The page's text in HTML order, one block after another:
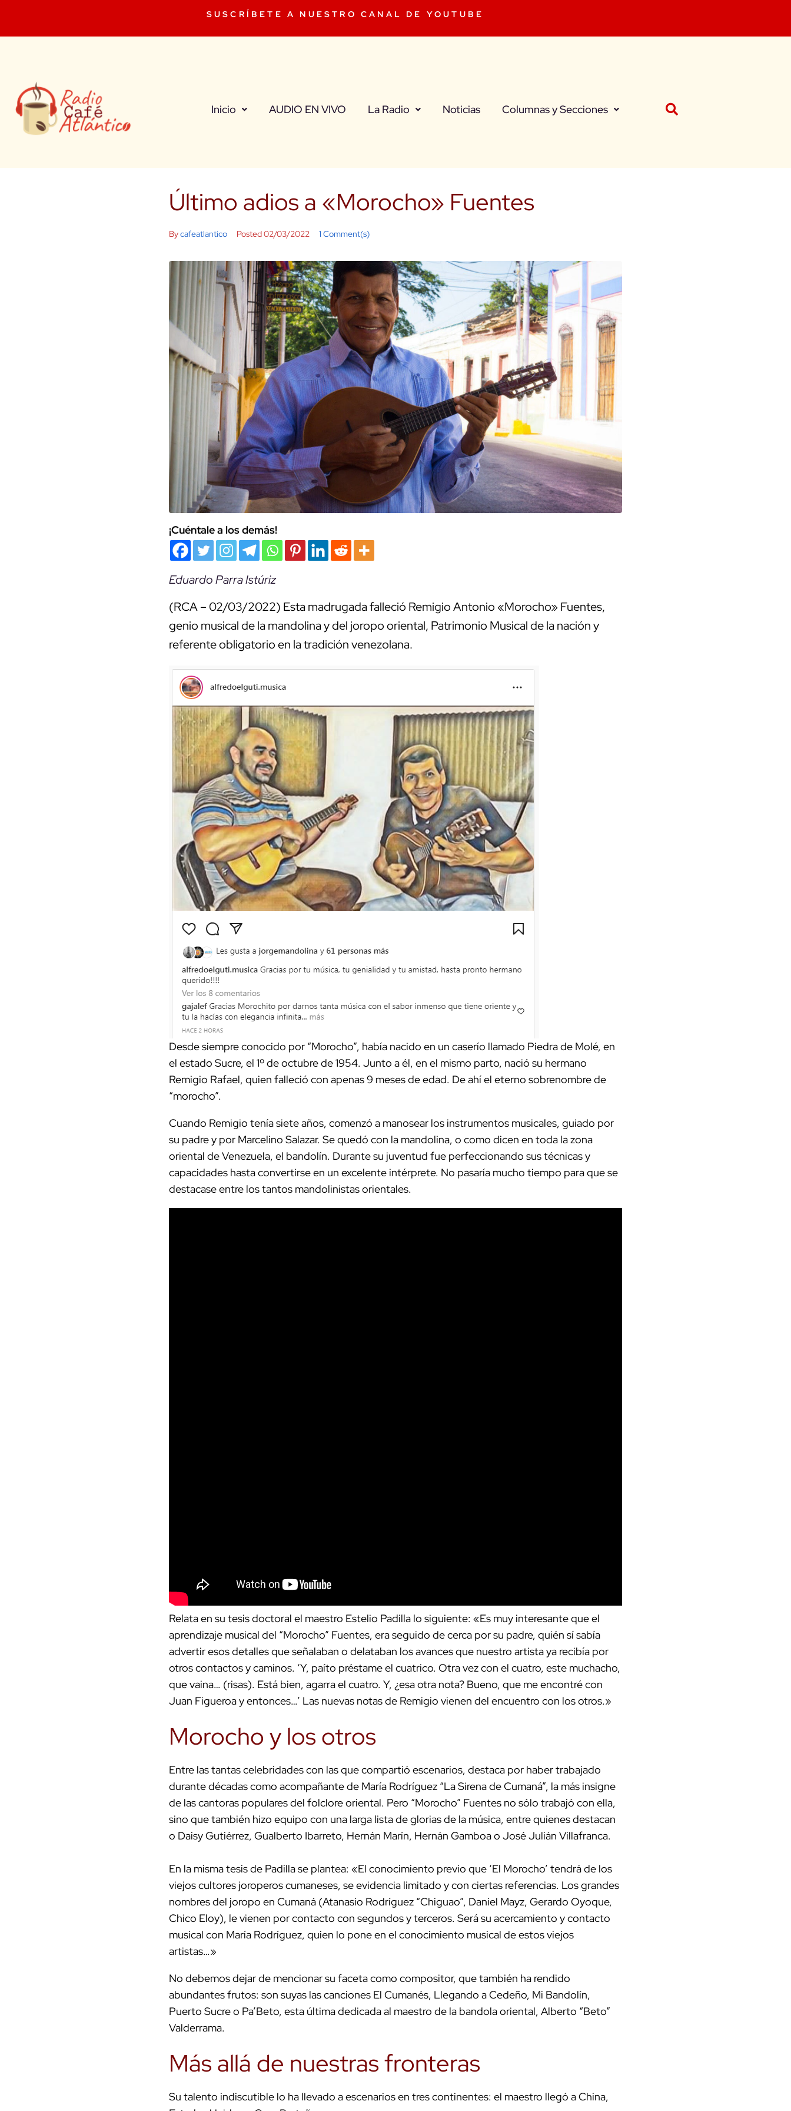
SUSCRÍBETE A NUESTRO CANAL DE YOUTUBE
Inicio AUDIO EN VIVO La Radio Noticias Columnas y Secciones
Último adios a «Morocho» Fuentes
Bycafeatlantico Posted02/03/2022 1 Comment(s)
¡Cuéntale a los demás!
Eduardo Parra Istúriz
(RCA – 02/03/2022) Esta madrugada falleció Remigio Antonio «Morocho» Fuentes,
genio musical de la mandolina y del joropo oriental, Patrimonio Musical de la nación y
referente obligatorio en la tradición venezolana.
Desde siempre conocido por “Morocho”, había nacido en un caserío llamado Piedra de Molé, en
el estado Sucre, el 1º de octubre de 1954. Junto a él, en el mismo parto, nació su hermano
Remigio Rafael, quien falleció con apenas 9 meses de edad. De ahí el eterno sobrenombre de
“morocho”.
Cuando Remigio tenía siete años, comenzó a manosear los instrumentos musicales, guiado por
su padre y por Marcelino Salazar. Se quedó con la mandolina, o como dicen en toda la zona
oriental de Venezuela, el bandolín. Durante su juventud fue perfeccionando sus técnicas y
capacidades hasta convertirse en un excelente intérprete. No pasaría mucho tiempo para que se
destacase entre los tantos mandolinistas orientales.
Relata en su tesis doctoral el maestro Estelio Padilla lo siguiente: «Es muy interesante que el
aprendizaje musical del “Morocho” Fuentes, era seguido de cerca por su padre, quién sí sabía
advertir esos detalles que señalaban o delataban los avances que nuestro artista ya recibía por
otros contactos y caminos. ‘Y, paíto préstame el cuatrico. Otra vez con el cuatro, este muchacho,
que vaina… (risas). Está bien, agarra el cuatro. Y, ¿esa otra nota? Bueno, que me encontré con
Juan Figueroa y entonces…’ Las nuevas notas de Remigio vienen del encuentro con los otros.»
Morocho y los otros
Entre las tantas celebridades con las que compartió escenarios, destaca por haber trabajado
durante décadas como acompañante de María Rodríguez “La Sirena de Cumaná”, la más insigne
de las cantoras populares del folclore oriental. Pero “Morocho” Fuentes no sólo trabajó con ella,
sino que también hizo equipo con una larga lista de glorias de la música, entre quienes destacan
o Daisy Gutiérrez, Gualberto Ibarreto, Hernán Marín, Hernán Gamboa o José Julián Villafranca.
En la misma tesis de Padilla se plantea: «El conocimiento previo que ‘El Morocho’ tendrá de los
viejos cultores joroperos cumaneses, se evidencia limitado y con ciertas referencias. Los grandes
nombres del joropo en Cumaná (Atanasio Rodríguez “Chiguao”, Daniel Mayz, Gerardo Oyoque,
Chico Eloy), le vienen por contacto con segundos y terceros. Será su acercamiento y contacto
musical con María Rodríguez, quien lo pone en el conocimiento musical de estos viejos
artistas…»
No debemos dejar de mencionar su faceta como compositor, que también ha rendido
abundantes frutos: son suyas las canciones El Cumanés, Llegando a Cedeño, Mi Bandolín,
Puerto Sucre o Pa’Beto, esta última dedicada al maestro de la bandola oriental, Alberto “Beto”
Valderrama.
Más allá de nuestras fronteras
Su talento indiscutible lo ha llevado a escenarios en tres continentes: el maestro llegó a China,